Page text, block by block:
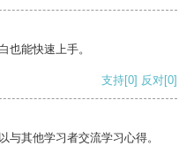
也能快速上手。
支持[0] 反对[0]
与其他学习者交流学习心得。